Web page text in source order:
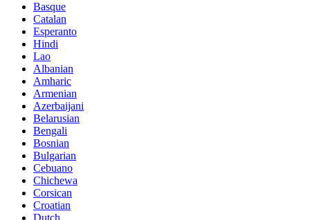
Basque
Catalan
Esperanto
Hindi
Lao
Albanian
Amharic
Armenian
Azerbaijani
Belarusian
Bengali
Bosnian
Bulgarian
Cebuano
Chichewa
Corsican
Croatian